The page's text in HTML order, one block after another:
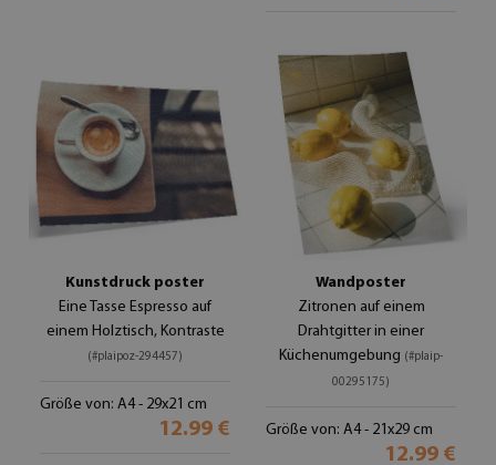
Kunstdruck poster
Eine Tasse Espresso auf
einem Holztisch, Kontraste
(#plaipoz-294457)
Größe von: A4 - 29x21 cm
12.99 €
Wandposter
Zitronen auf einem
Drahtgitter in einer
Küchenumgebung (#plaip-
00295175)
Größe von: A4 - 21x29 cm
12.99 €